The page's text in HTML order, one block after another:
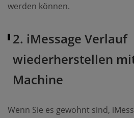
werden können.
2. iMessage Verlauf
wiederherstellen
Machine
Wenn Sie es gewohnt sind,